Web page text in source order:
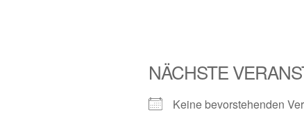
NÄCHSTE
Keine bevorstehenden